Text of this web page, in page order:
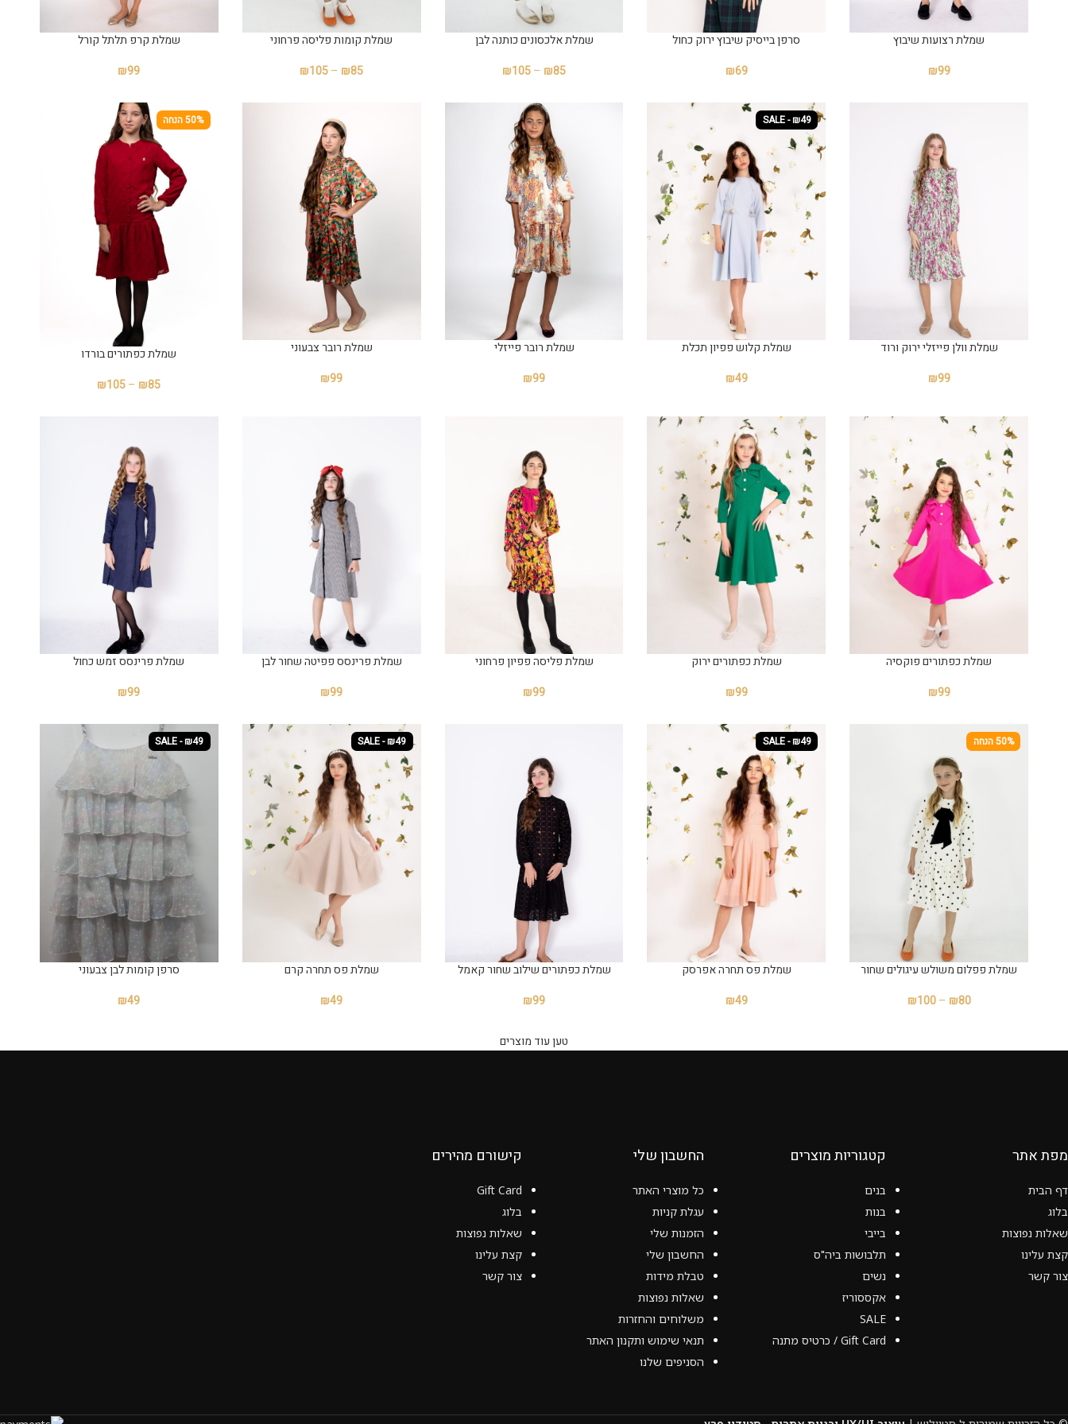
שמלת רצועות שיבוץ
₪99
סרפן בייסיק שיבוץ ירוק כחול
₪69
שמלת אלכסונים כותנה לבן
₪85
–
₪105
שמלת קומות פליסה פרחוני
₪85
–
₪105
שמלת קרפ תלתל קורל
₪99
שמלת וולן פייזלי ירוק ורוד
₪99
SALE - ₪49
שמלת קלוש פפיון תכלת
₪49
שמלת רובר פייזלי
₪99
שמלת רובר צבעוני
₪99
50% הנחה
שמלת כפתורים בורדו
₪85
–
₪105
שמלת כפתורים פוקסיה
₪99
שמלת כפתורים ירוק
₪99
שמלת פליסה פפיון פרחוני
₪99
שמלת פרינסס פפיטה שחור לבן
₪99
שמלת פרינסס זמש כחול
₪99
50% הנחה
שמלת פפלום משולש עיגולים שחור
₪80
–
₪100
SALE - ₪49
שמלת פס תחרה אפרסק
₪49
שמלת כפתורים שילוב שחור קאמל
₪99
SALE - ₪49
שמלת פס תחרה קרם
₪49
SALE - ₪49
₪49
טען עוד מוצרים
מפת אתר
דף הבית
בלוג
שאלות נפוצות
קצת עלינו
צור קשר
קטגוריות מוצרים
בנים
בנות
בייבי
תלבושות ביה"ס
נשים
אקססוריז
SALE
Gift Card / כרטיס מתנה
החשבון שלי
כל מוצרי האתר
עגלת קניות
הזמנות שלי
החשבון שלי
טבלת מידות
שאלות נפוצות
משלוחים והחזרות
תנאי שימוש ותקנון האתר
הסניפים שלנו
קישורם מהירים
Gift Card
בלוג
שאלות נפוצות
קצת עלינו
צור קשר